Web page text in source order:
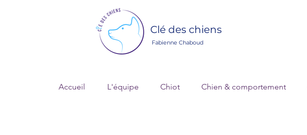
Clé des chiens
Fabienne Chaboud
Accueil L'équipe Chiot Chien & comportement